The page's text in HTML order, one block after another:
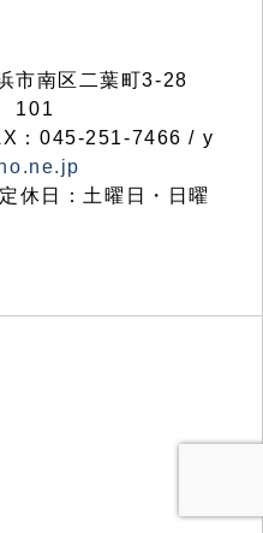
市南区二葉町3-28
101
：045-251-7466 / y
休日：土曜日・日曜